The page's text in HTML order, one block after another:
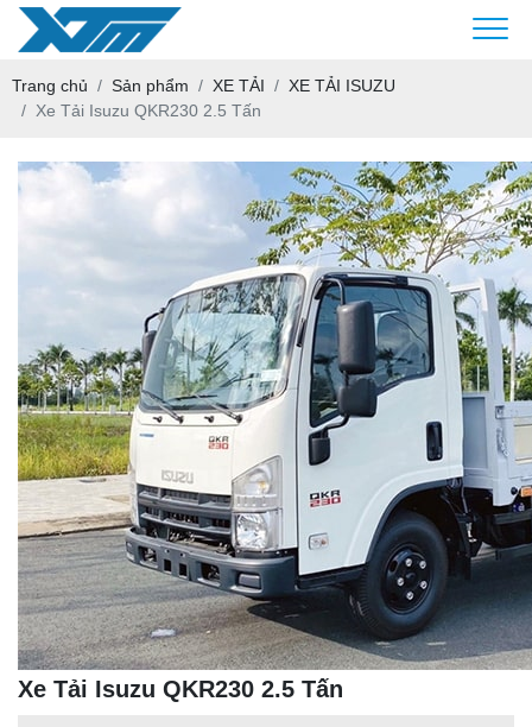
Trang chủ Sản phẩm XE TẢI
XE TẢI ISUZU
Xe Tải Isuzu QKR230 2.5 Tấn
Xe Tải Isuzu QKR230 2.5 Tấn